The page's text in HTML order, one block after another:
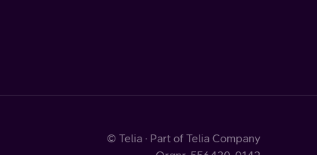
© Telia · Part of Telia Company